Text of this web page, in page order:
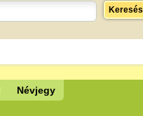
Keresés
Névjegy